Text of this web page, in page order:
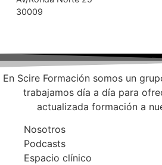
30009
En Scire Formación somos un
trabajamos día a día para
actualizada formación a
Nosotros
Podcasts
Espacio clínico